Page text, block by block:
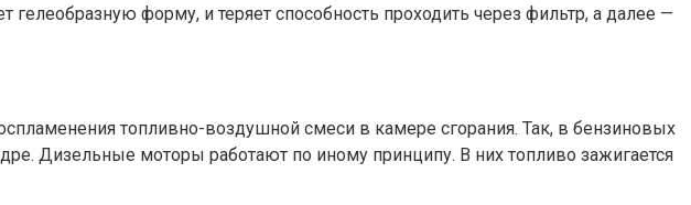
форму, и теряет способность проходить через фильтр, а далее —
топливно-воздушной смеси в камере сгорания. Так, в бензиновых
Дизельные моторы работают по иному принципу. В них топливо зажигается